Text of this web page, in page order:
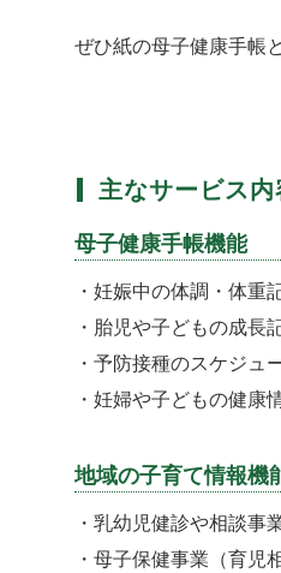
ぜひ紙の母子健康手帳
主なサービス内
母子健康手帳機能
・妊娠中の体調・体重
・胎児や子どもの成長
・予防接種のスケジュ
・妊婦や子どもの
地域の子育て情報機
・乳幼児健診や相談事
・母子保健事業（育児